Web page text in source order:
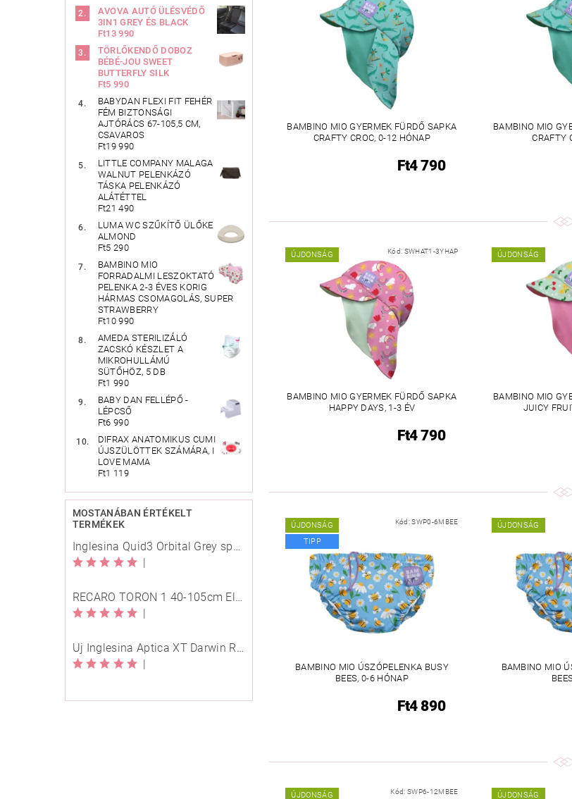
AVOVA AUTÓ ÜLÉSVÉDŐ
3IN1 GREY ÉS BLACK
Ft13 990
TÖRLŐKENDŐ DOBOZ
BÉBÉ-JOU SWEET
BUTTERFLY SILK
Ft5 990
BABYDAN FLEXI FIT FEHÉR
FÉM BIZTONSÁGI
AJTÓRÁCS 67-105,5 CM,
CSAVAROS
Ft19 990
LITTLE COMPANY MALAGA
WALNUT PELENKÁZÓ
TÁSKA PELENKÁZÓ
ALÁTÉTTEL
Ft21 490
LUMA WC SZŰKÍTŐ ÜLŐKE
ALMOND
Ft5 290
BAMBINO MIO
FORRADALMI LESZOKTATÓ
PELENKA 2-3 ÉVES KORIG
HÁRMAS CSOMAGOLÁS, SUPER
STRAWBERRY
Ft10 990
AMEDA STERILIZÁLÓ
ZACSKÓ KÉSZLET A
MIKROHULLÁMÚ
SÜTŐHÖZ, 5 DB
Ft1 990
BABY DAN FELLÉPŐ -
LÉPCSŐ
Ft6 990
DIFRAX ANATOMIKUS CUMI
ÚJSZÜLÖTTEK SZÁMÁRA, I
LOVE MAMA
Ft1 119
MOSTANÁBAN ÉRTÉKELT
TERMÉKEK
Inglesina Quid3 Orbital Grey sport babakocsi
|
RECARO TORON 1 40-105cm Elegant Beige
|
Új Inglesina Aptica XT Darwin Recline Evo 4in1 Himalaya Blue multifunkciós babakocsi
|
BAMBINO MIO GYERMEK FÜRDŐ SAPKA
CRAFTY CROC, 0-12 HÓNAP
Ft4 790
BAMBINO MIO
CRAFTY
ÚJDONSÁG Kód: SWHAT1-3YHAP
BAMBINO MIO GYERMEK FÜRDŐ SAPKA
HAPPY DAYS, 1-3 ÉV
Ft4 790
ÚJDONSÁG
BAMBINO MIO
JUICY
ÚJDONSÁG
TIPP
Kód:SWP0-6MBEE
BAMBINO MIO ÚSZÓPELENKA BUSY
BEES, 0-6 HÓNAP
Ft4 890
ÚJDONSÁG
BAMBINO MIO
ÚJDONSÁG Kód: SWP6-12MBEE ÚJDONSÁG